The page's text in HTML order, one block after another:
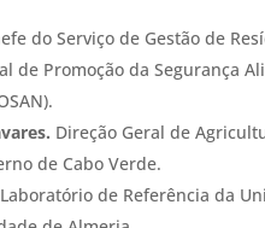
do Serviço de Gestão de
de Promoção da Segurança
Direção Geral de
de Cabo Verde.
Laboratório de Referência da